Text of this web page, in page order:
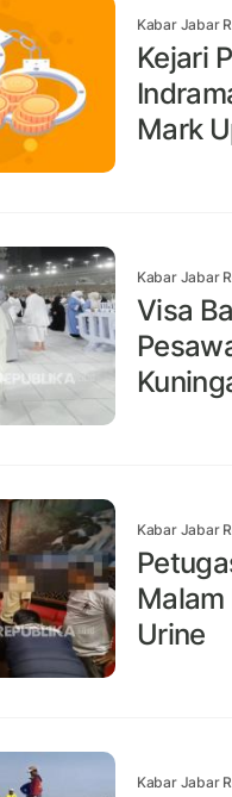
Kabar Jabar
Kejari
Mark
Kabar Jabar
Visa
Kabar Jabar
Urine
Kabar Jabar